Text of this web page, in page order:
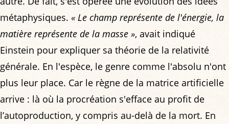
métaphysiques. « Le champ représente de l'énergie, la
matière représente de la masse », avait indiqué
Einstein pour expliquer sa théorie de la relativité
générale. En l'espèce, le genre comme l'absolu n'ont
plus leur place. Car le règne de la matrice artificielle
arrive : là où la procréation s'efface au profit de
l’autoproduction, y compris au-delà de la mort. En